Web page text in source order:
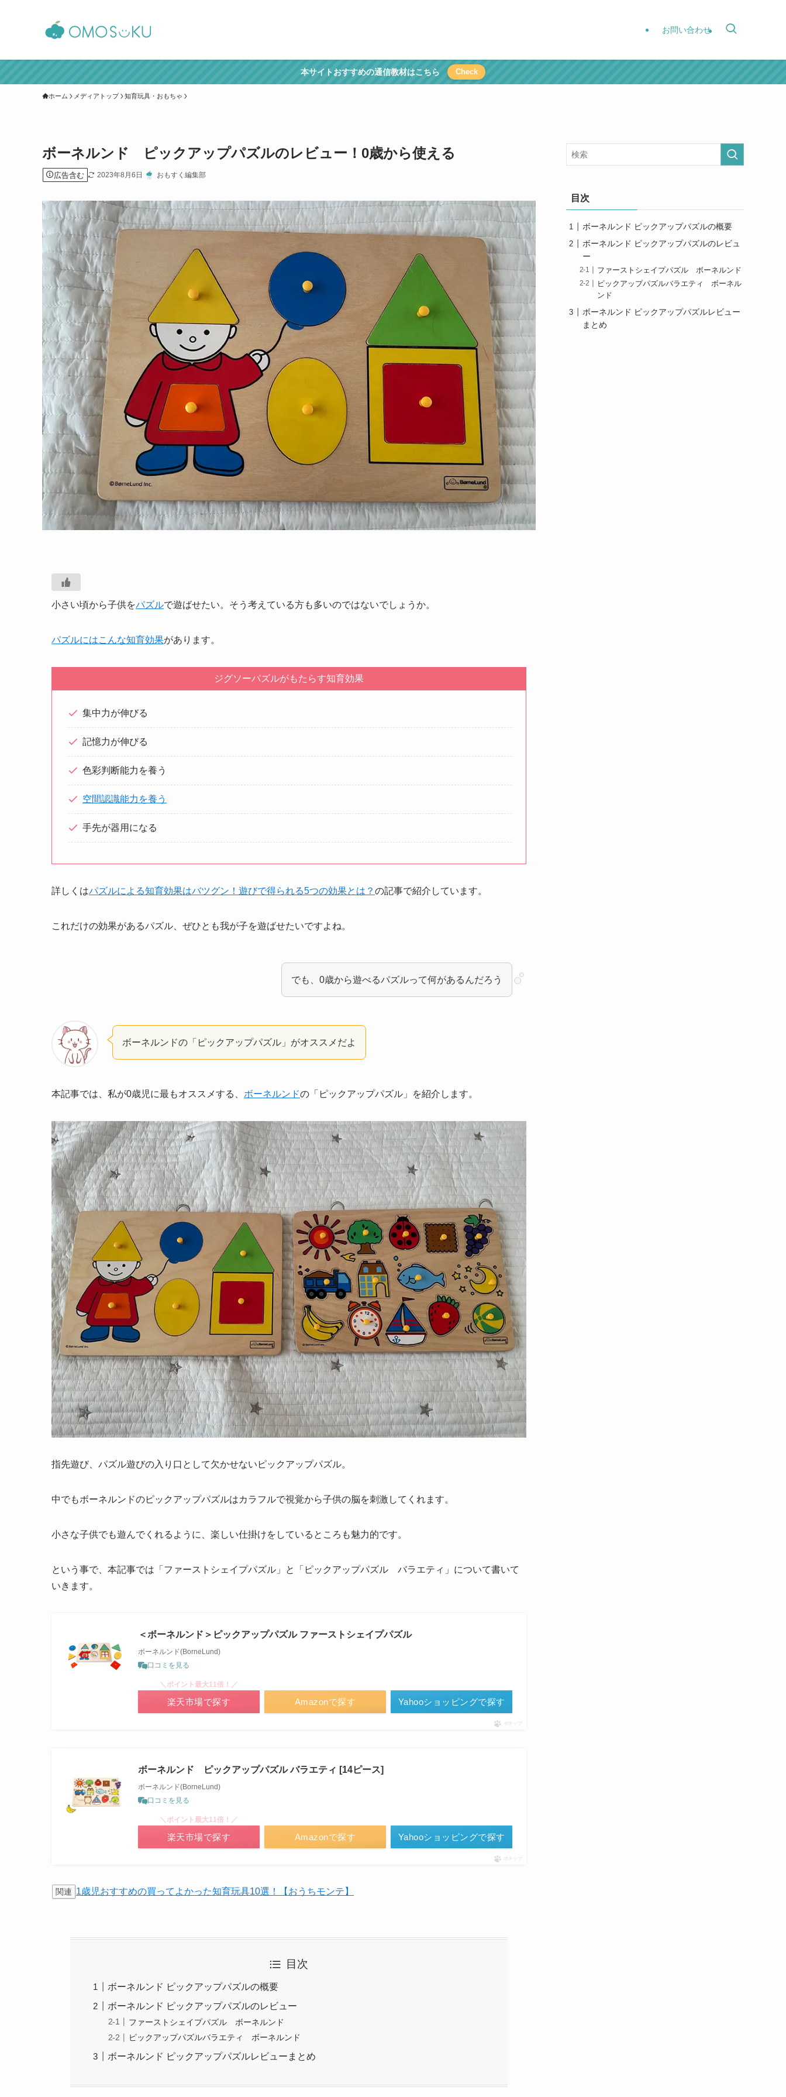
お問い合わせ
本サイトおすすめの通信教材はこちら Check
ホーム メディアトップ 知育玩具・おもちゃ
ボーネルンド ピックアップパズルのレビュー！0歳から使える
広告含む 2023年8月6日 おもすく編集部
小さい頃から子供をパズルで遊ばせたい。そう考えている方も多いのではないでしょうか。
パズルにはこんな知育効果があります。
ジグソーパズルがもたらす知育効果
集中力が伸びる
記憶力が伸びる
色彩判断能力を養う
空間認識能力を養う
手先が器用になる
詳しくはパズルによる知育効果はバツグン！遊びで得られる5つの効果とは？ の記事で紹介しています。
これだけの効果があるパズル、ぜひとも我が子を遊ばせたいですよね。
でも、0歳から遊べるパズルって何があるんだろう
ボーネルンドの「ピックアップパズル」がオススメだよ
本記事では、私が0歳児に最もオススメする、 ボーネルンドの「ピックアップパズル」を紹介します。
指先遊び、パズル遊びの入り口として欠かせないピックアップパズル。
中でもボーネルンドのピックアップパズルはカラフルで視覚から子供の脳を刺激してくれます。
小さな子供でも遊んでくれるように、楽しい仕掛けをしているところも魅力的です。
という事で、本記事では「ファーストシェイプパズル」と「ピックアップパズル バラエティ」について書いて
いきます。
＜ボーネルンド＞ピックアップパズル ファーストシェイプパズル
ボーネルンド(BorneLund)
口コミを見る
Amazonで探す
＼ポイント最大11倍！／
楽天市場で探す Yahooショッピングで探す
ポチップ
ボーネルンド ピックアップパズル バラエティ [14ピース]
ボーネルンド(BorneLund)
口コミを見る
Amazonで探す
＼ポイント最大11倍！／
楽天市場で探す Yahooショッピングで探す
ポチップ
関連 1歳児おすすめの買ってよかった知育玩具10選！【おうちモンテ】
目次
ボーネルンド ピックアップパズルの概要
ボーネルンド ピックアップパズルのレビュー
ファーストシェイプパズル ボーネルンド
ピックアップパズルバラエティ ボーネルンド
ボーネルンド ピックアップパズルレビューまとめ
目次
ボーネルンド ピックアップパズルの概要
ボーネルンド ピックアップパズルのレビュ
ー
ファーストシェイプパズル ボーネルンド
ピックアップパズルバラエティ ボーネル
ンド
ボーネルンド ピックアップパズルレビュー
まとめ